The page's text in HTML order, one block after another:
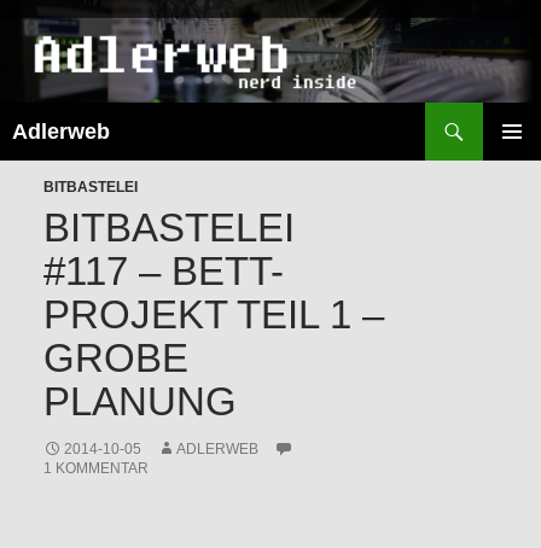
Adlerweb
SPRINGEN
BITBASTELEI
BITBASTELEI
#117 – BETT-
PROJEKT TEIL 1 –
GROBE
PLANUNG
2014-10-05
ADLERWEB
1 KOMMENTAR